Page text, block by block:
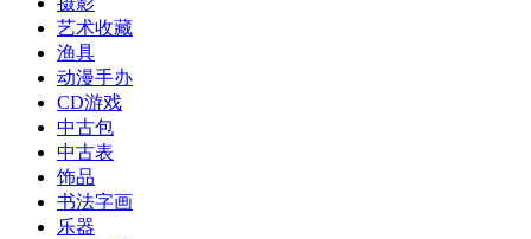
艺术收藏
渔具
动漫手办
CD游戏
中古包
中古表
饰品
书法字画
乐器